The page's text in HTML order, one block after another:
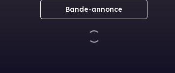
Bande-annonce